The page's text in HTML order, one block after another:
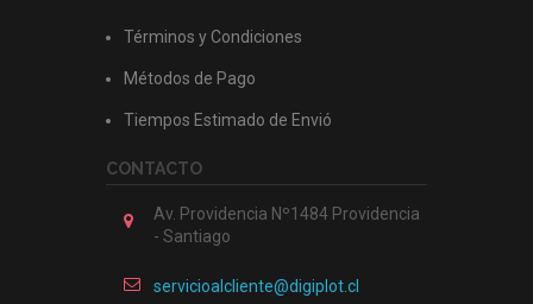
Términos y Condiciones
Métodos de Pago
Tiempos Estimado de Envió
CONTACTO
Av. Providencia Nº1484 Providencia
- Santiago
servicioalcliente@digiplot.cl